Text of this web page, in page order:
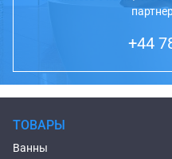
+44
ТОВАРЫ
Ванны